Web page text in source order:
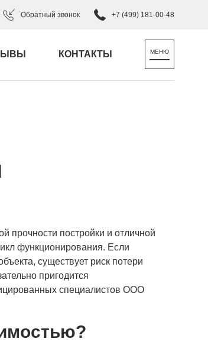
Обратный звонок +7 (499) 181-00-48
КОНТАКТЫ
прочности постройки и отличной
функционирования. Если
существует риск потери
пригодится
специалистов ООО